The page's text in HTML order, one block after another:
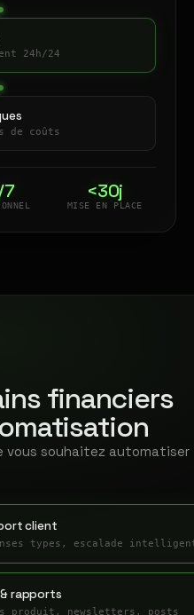
24h/24
de coûts
<30j
MISE EN PLACE
financiers
vous souhaitez automatiser
client
types, escalade
rapports
produit, newsletters, posts